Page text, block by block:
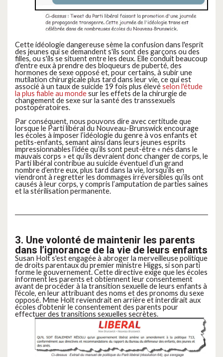
Cette idéologie dangereuse sème la confusion dans l'esprit
des jeunes qui se demandent s'ils sont des garçons ou des
filles, ou s'ils se situent entre les deux. Elle conduit beaucoup
d'entre eux à prendre des bloqueurs de puberté, des
hormones de sexe opposé et, pour certains, à subir une
mutilation chirurgicale plus tard dans leur vie, ce qui est
associé à un taux de suicide 19 fois plus élevéselon l'étude
la plus fiable au mondesur les effets de la chirurgie de
changement de sexe sur la santé des transsexuels
postopératoires.
Par conséquent, nous pouvons dire avec certitude que
lorsque le Parti libéral du Nouveau-Brunswick encourage
les écoles à imposer l’idéologie du genre à vos enfants et
petits-enfants, semant ainsi dans leurs jeunes esprits
impressionnables l’idée qu’ils sont peut-être « nés dans le
mauvais corps » et qu’ils devraient donc changer de corps, le
Parti libéral contribue au suicide éventuel d’un grand
nombre d’entre eux, plus tard dans la vie, lorsqu’ils en
viendront à regretter les dommages irréversibles qu’ils ont
causés à leur corps, y compris l’amputation de parties saines
et la stérilisation permanente.
3. Une volonté de maintenir les parents
dans l’ignorance de la vie de leurs enfants
Susan Holt s'est engagée à abroger la merveilleuse politique
de droits parentaux du premier ministre Higgs, si son parti
forme le gouvernement. Cette directive exige que les écoles
informent les parents et obtiennent leur consentement
avant de procéder à la transition sexuelle de leurs enfants à
l'école, en leur attribuant des noms et des pronoms du sexe
opposé. Mme Holt reviendrait en arrière et interdirait aux
écoles d'obtenir le consentement des parents pour
effectuer des transitions sexuelles secrètes.